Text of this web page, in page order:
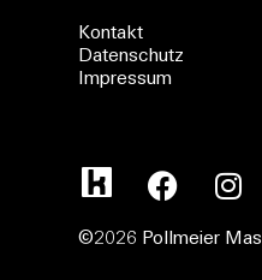
Kontakt
Datenschutz
Impressum
©2026 Pollmeier